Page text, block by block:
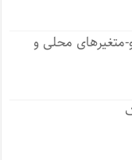
متغیرهای محلی و